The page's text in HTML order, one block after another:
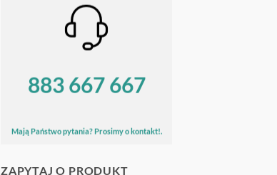
883 667 667
Mają Państwo pytania? Prosimy o kontakt!.
ZAPYTAJ O PRODUKT